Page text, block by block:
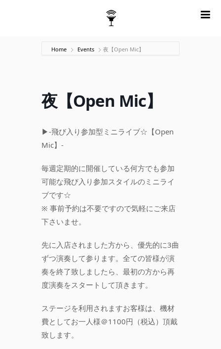
Home Events 夜【Open Mic】
夜【Open Mic】
▶-飛び入り参加型ミニライブ☆【Open
Mic】-
毎週定期的に開催している何方でも参加
可能な飛び入り参加スタイルのミニライ
ブです☆
※ 事前予約は不要ですので気軽にご来店
下さいませ。
先に入店されました方から、優先的に3曲
ずつ演奏して参ります。全ての皆様が演
奏を終了致しましたら、最初の方から再
度演奏をスタートして頂きます。
ステージを利用されますお客様は、機材
費としてお一人様＠1100円（税込）頂戴
致します。